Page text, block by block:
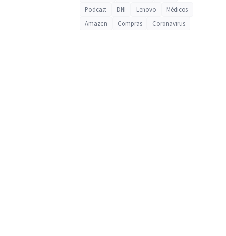
Podcast
DNI Lenovo
Médicos
Amazon
Compras Coronavirus